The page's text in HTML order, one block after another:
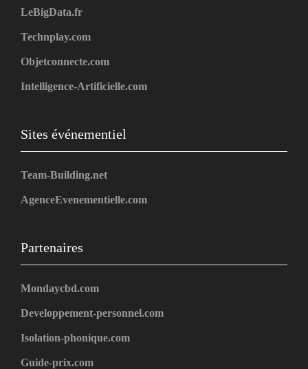
LeBigData.fr
Technplay.com
Objetconnecte.com
Intelligence-Artificielle.com
Sites événementiel
Team-Building.net
AgenceEvenementielle.com
Partenaires
Mondaycbd.com
Developpement-personnel.com
Isolation-phonique.com
Guide-prix.com